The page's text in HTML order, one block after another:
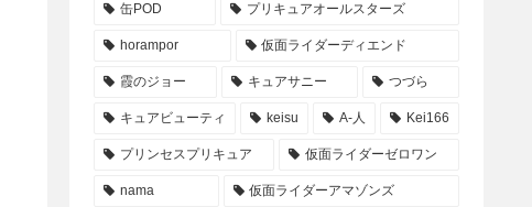
缶POD プリキュアオールスターズ
horampor 仮面ライダーディエンド
霞のジョー キュアサニー つづら
キュアビューティ keisu A-人 Kei166
プリンセスプリキュア 仮面ライダーゼロワン
nama 仮面ライダーアマゾンズ